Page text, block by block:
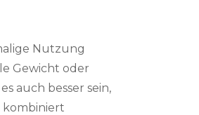
Nutzung
Gewicht oder
auch besser sein,
kombiniert